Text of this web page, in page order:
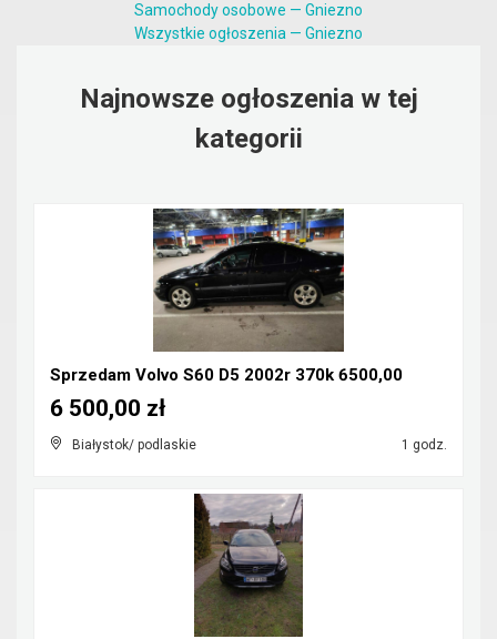
Samochody osobowe — Gniezno
Wszystkie ogłoszenia — Gniezno
Najnowsze ogłoszenia w tej
kategorii
Sprzedam Volvo S60 D5 2002r 370k 6500,00
Białystok/ podlaskie 1 godz.
6 500,00 zł